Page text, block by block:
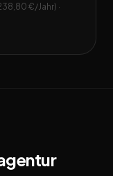
€/Jahr) ·